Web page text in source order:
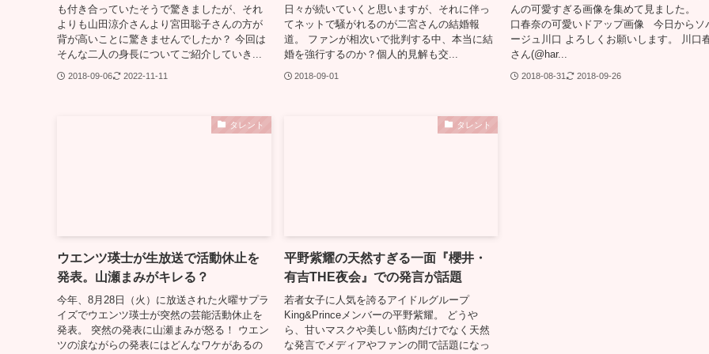
も付き合っていたそうで驚きましたが、それ
よりも山田涼介さんより宮田聡子さんの方が
背が高いことに驚きませんでしたか？ 今回は
そんな二人の身長についてご紹介していき...
2018-09-06 2022-11-11
日々が続いていくと思いますが、それに伴っ
てネットで騒がれるのが二宮さんの結婚報
道。 ファンが相次いで批判する中、本当に結
婚を強行するのか？個人的見解も交...
2018-09-01
んの可愛すぎる画像を集めて見ました。
口春奈の可愛いドアップ画像 今日からソ
ージュ川口 よろしくお願いします。 川口
さん(@har...
2018-08-31 2018-09-26
タレント
ウエンツ瑛士が生放送で活動休止を
発表。山瀬まみがキレる？
今年、8月28日（火）に放送された火曜サプラ
イズでウエンツ瑛士が突然の芸能活動休止を
発表。 突然の発表に山瀬まみが怒る！ ウエン
ツの涙ながらの発表にはどんなワケがあるの
タレント
平野紫耀の天然すぎる一面『櫻井・
有吉THE夜会』での発言が話題
若者女子に人気を誇るアイドルグループ
King&Princeメンバーの平野紫耀。 どうや
ら、甘いマスクや美しい筋肉だけでなく天然
な発言でメディアやファンの間で話題になっ